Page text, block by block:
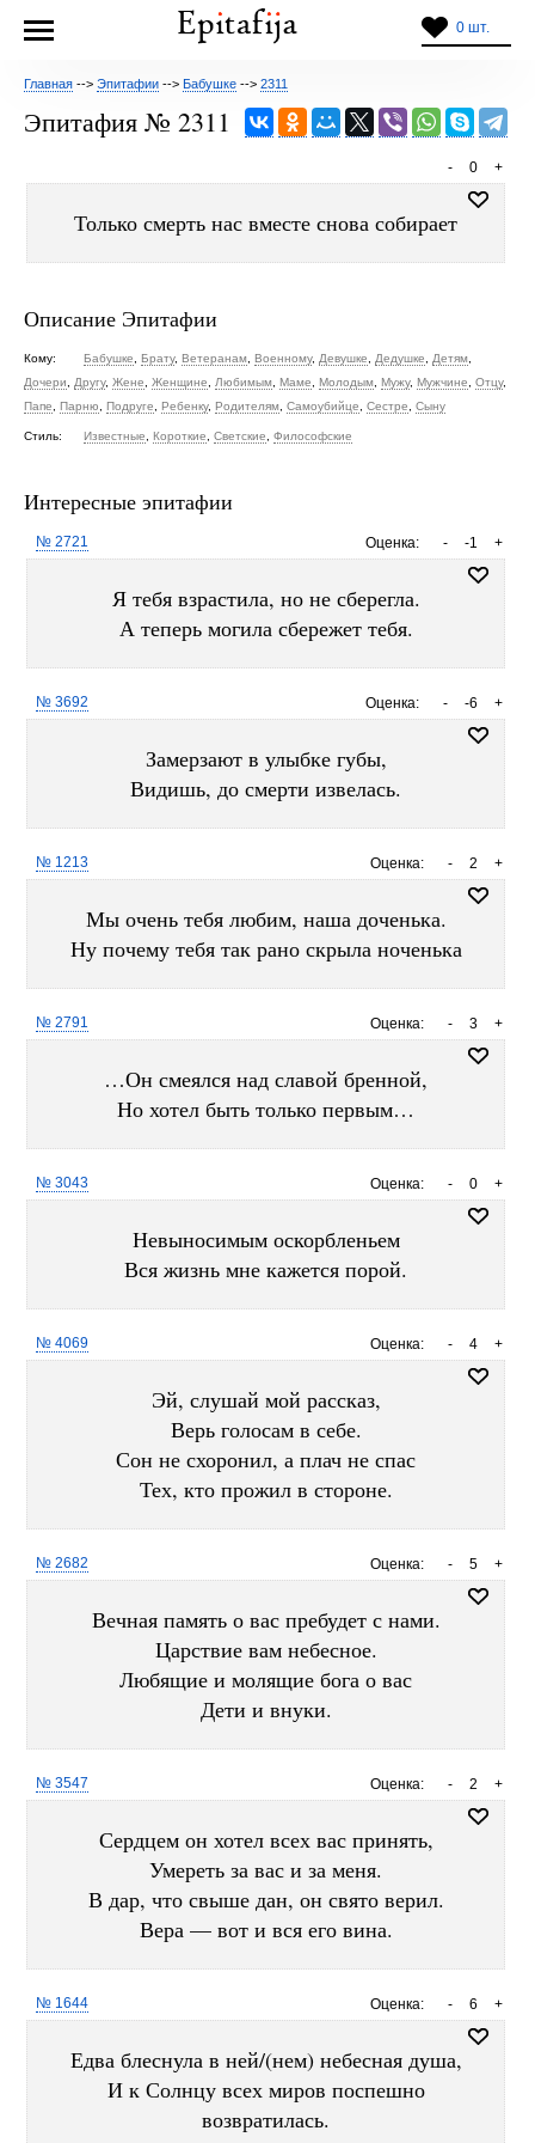
0 шт.
Главная --> Эпитафии --> Бабушке --> 2311
Эпитафия № 2311
+
0
-
Только смерть нас вместе снова собирает
Описание Эпитафии
Кому: Бабушке Брату, Ветеранам Военному, Девушке Дедушке Детям
Дочери
Другу, Жене Женщине Любимым Маме Молодым Мужу, Мужчине Отцу,
Папе
Парню Подруге Ребенку, Родителям Самоубийце Сестре Сыну
Стиль: Известные Короткие Светские Философские
Интересные эпитафии
Оценка: +
-1
-
№ 2721
Я тебя взрастила, но не сберегла.
А теперь могила сбережет тебя.
Оценка: +
-6
-
№ 3692
Замерзают в улыбке губы,
Видишь, до смерти извелась.
Оценка: +
2
-
№ 1213
Мы очень тебя любим, наша доченька.
Ну почему тебя так рано скрыла ноченька
Оценка: +
3
-
№ 2791
…Он смеялся над славой бренной,
Но хотел быть только первым…
Оценка: +
0
-
№ 3043
Невыносимым оскорбленьем
Вся жизнь мне кажется порой.
Оценка: +
4
-
№ 4069
Эй, слушай мой рассказ,
Верь голосам в себе.
Сон не схоронил, а плач не спас
Тех, кто прожил в стороне.
Оценка: +
5
-
№ 2682
Вечная память о вас пребудет с нами.
Царствие вам небесное.
Любящие и молящие бога о вас
Дети и внуки.
Оценка: +
2
-
№ 3547
Сердцем он хотел всех вас принять,
Умереть за вас и за меня.
В дар, что свыше дан, он свято верил.
Вера — вот и вся его вина.
Оценка: +
6
-
№ 1644
Едва блеснула в ней/(нем) небесная душа,
И к Солнцу всех миров поспешно
возвратилась.